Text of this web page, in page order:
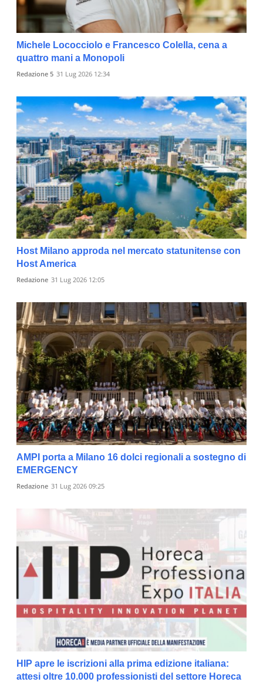
Michele Lococciolo e Francesco Colella, cena a
quattro mani a Monopoli
Redazione 5 31 Lug 2026 12:34
Host Milano approda nel mercato statunitense con
Host America
Redazione 31 Lug 2026 12:05
AMPI porta a Milano 16 dolci regionali a sostegno di
EMERGENCY
Redazione 31 Lug 2026 09:25
HIP apre le iscrizioni alla prima edizione italiana:
attesi oltre 10.000 professionisti del settore Horeca